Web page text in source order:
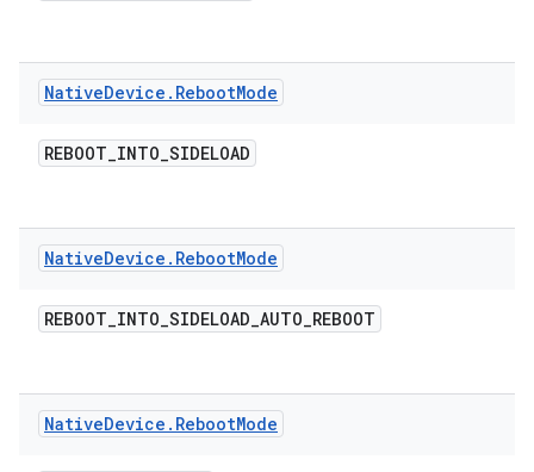
NativeDevice . RebootMode
REBOOT_INTO_SIDELOAD
NativeDevice . RebootMode
REBOOT_INTO_SIDELOAD_AUTO_REBOOT
NativeDevice . RebootMode